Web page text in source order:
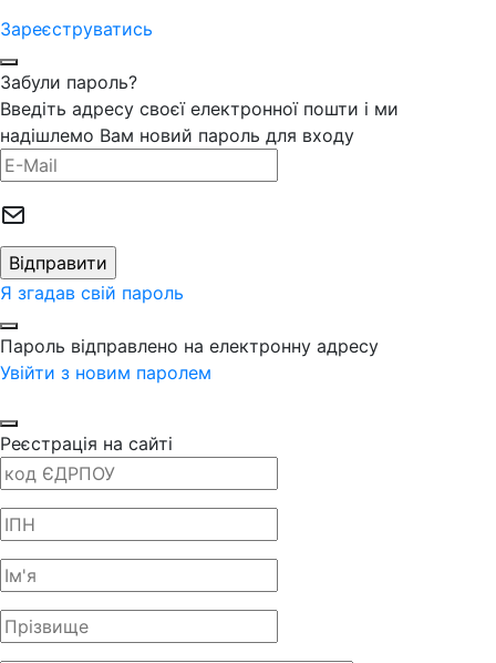
Зареєструватись
Забули пароль?
Введіть адресу своєї електронної пошти і ми
надішлемо Вам новий пароль для входу
Я згадав свій пароль
Пароль відправлено на електронну адресу
Увійти з новим паролем
Реєстрація на сайті